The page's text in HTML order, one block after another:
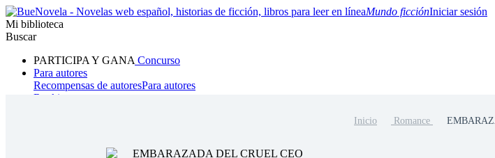
Mundo ficciónIniciar sesión
Mi biblioteca
Buscar
PARTICIPA Y GANA Concurso
Para autores
Recompensas de autoresPara autores
Ranking
Hombre lobo Mafia SistemaFantasíaUrbanoLGBTQ+
Inicio Romance